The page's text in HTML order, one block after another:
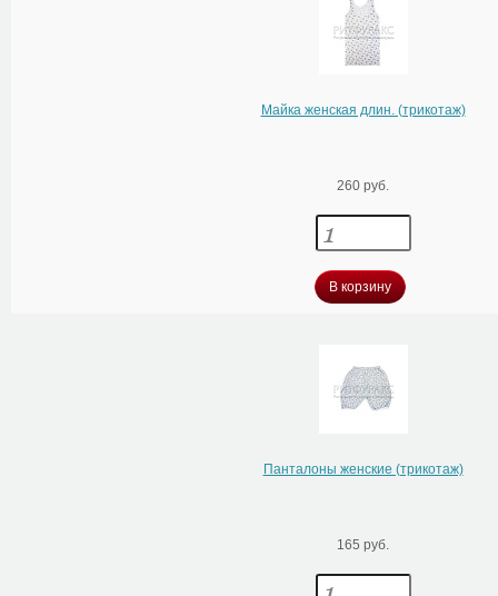
Майка женская длин. (трикотаж)
260 руб.
В корзину
Панталоны женские (трикотаж)
165 руб.